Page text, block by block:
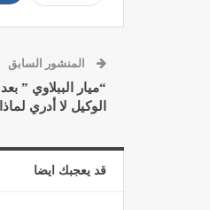
المنشور السابق
“ميار الببلاوي ”
الوكيل لا أدري
قد يعجبك ايضا